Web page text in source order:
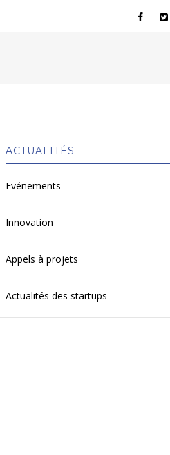
ACTUALITÉS
Evénements
Innovation
Appels à projets
Actualités des startups